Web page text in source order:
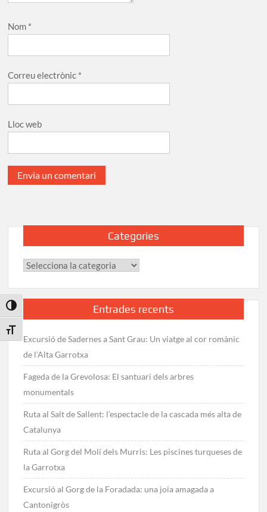
Toggle High Contrast
Toggle Font size
Nom *
Correu electrònic *
Lloc web
Categories
Categories
Entrades recents
Excursió de Sadernes a Sant Grau: Un viatge al cor romànic
de l’Alta Garrotxa
Fageda de la Grevolosa: El santuari dels arbres
monumentals
Ruta al Salt de Sallent: l’espectacle de la cascada més alta de
Catalunya
Ruta al Gorg del Molí dels Murris: Les piscines turqueses de
la Garrotxa
Excursió al Gorg de la Foradada: una joia amagada a
Cantonigròs